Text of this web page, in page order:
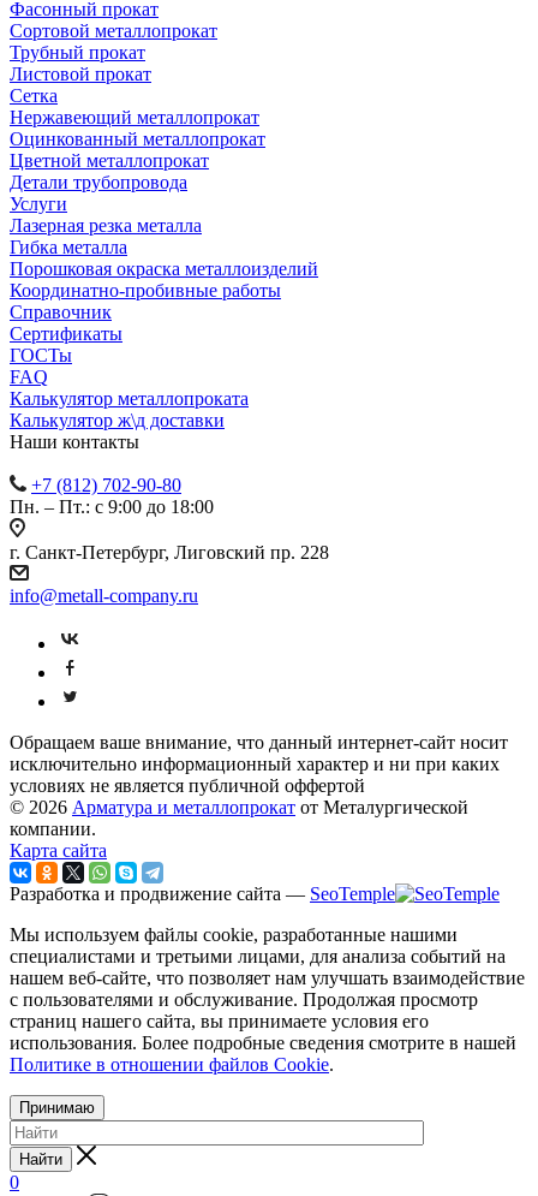
Фасонный прокат
Сортовой металлопрокат
Трубный прокат
Листовой прокат
Сетка
Нержавеющий металлопрокат
Оцинкованный металлопрокат
Цветной металлопрокат
Детали трубопровода
Услуги
Лазерная резка металла
Гибка металла
Порошковая окраска металлоизделий
Координатно-пробивные работы
Справочник
Сертификаты
ГОСТы
FAQ
Калькулятор металлопроката
Калькулятор ж\д доставки
Наши контакты
+7 (812) 702-90-80
Пн. – Пт.: с 9:00 до 18:00
г. Санкт-Петербург, Лиговский пр. 228
info@metall-company.ru
Обращаем ваше внимание, что данный интернет-сайт носит
исключительно информационный характер и ни при каких
условиях не является публичной оффертой
© 2026 Арматура и металлопрокат от Металургической
компании.
Карта сайта
Разработка и продвижение сайта — SeoTemple
Мы используем файлы cookie, разработанные нашими
специалистами и третьими лицами, для анализа событий на
нашем веб-сайте, что позволяет нам улучшать взаимодействие
с пользователями и обслуживание. Продолжая просмотр
страниц нашего сайта, вы принимаете условия его
использования. Более подробные сведения смотрите в нашей
Политике в отношении файлов Cookie.
Принимаю
Найти
0